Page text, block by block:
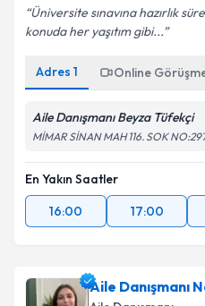
Üniversite sınavına hazırlık
konuda her yaşıtım gibi...
Adres 1 Online
Aile Danışmanı Beyza Tüfekçi
MİMAR SİNAN MAH 116. SOK
En Yakın Saatler
16:00
17:00
Aile Danışmanı